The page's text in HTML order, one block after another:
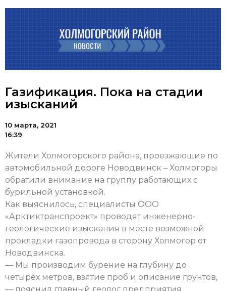
Газификация. Пока на стадии
изысканий
10 марта, 2021
16:39
Жители Холмогорского района, проезжающие по
автомобильной дороге Новодвинск – Холмогоры
обратили внимание на группу работающих с
бурильной установкой.
Как выяснилось, специалисты ООО
«Арктиктранспроект» проводят инженерно-
геологические изыскания в месте возможной
прокладки газопровода в сторону Холмогор от
Новодвинска.
— Мы производим бурение на глубину до
четырёх метров, взятие проб и описание грунтов,